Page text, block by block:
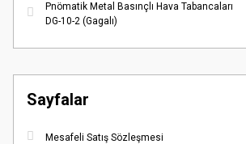
Pnömatik Metal Basınçlı Hava Tabancaları
DG-10-2 (Gagalı)
Sayfalar
Mesafeli Satış Sözleşmesi